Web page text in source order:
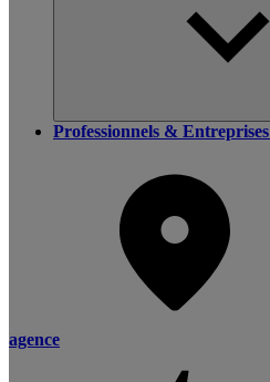
Professionnels & Entreprises
agence